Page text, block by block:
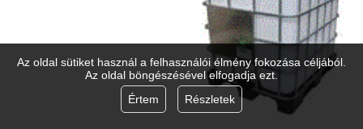
Az oldal sütiket használ a felhasználói élmény fokozása céljából.
Az oldal böngészésével elfogadja ezt.
Értem
Részletek